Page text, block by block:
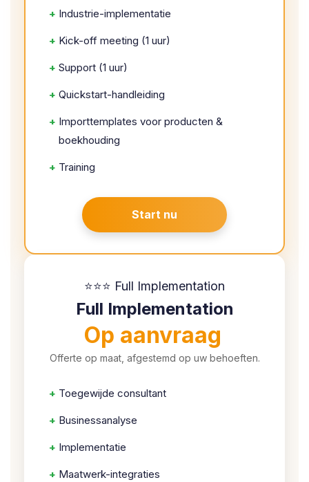
+ Industrie-implementatie
+ Kick-off meeting (1 uur)
+ Support (1 uur)
+ Quickstart-handleiding
+ Importtemplates voor producten &
boekhouding
+ Training
Start nu
⭐⭐⭐ Full Implementation
Full Implementation
Op aanvraag
Offerte op maat, afgestemd op uw behoeften.
+ Toegewijde consultant
+ Businessanalyse
+ Implementatie
+ Maatwerk-integraties